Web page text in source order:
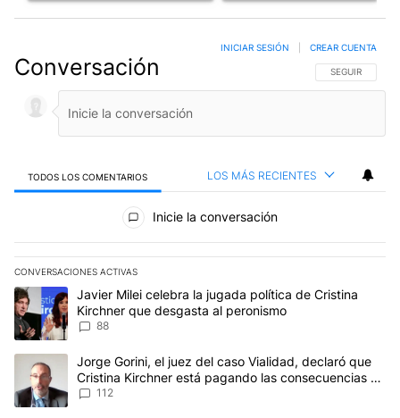
Conversación SIGA ESTA
SEGUIR
INICIAR SESIÓN CREAR CUENTA
TODOS LOS COMENTARIOS LOS MÁS RECIENTES
Todos los comentarios
Inicie la conversación
CONVERSACIONES ACTIVAS
Este listado muestra los artículos con más comentarios en los
Un artículo de tendencia con el título "Javier Milei celebra la
Javier Milei celebra la jugada política de Cristina
Kirchner que desgasta al peronismo
88
Un artículo de tendencia con el título "Jorge Gorini, el juez del
Jorge Gorini, el juez del caso Vialidad, declaró que
Cristina Kirchner está pagando las consecuencias de
cometer "un delito comprobado"
112